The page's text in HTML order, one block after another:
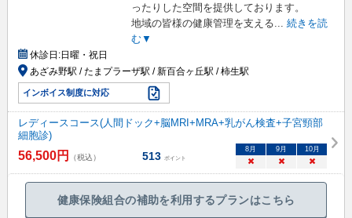
ったりした空間を提供しております。
地域の皆様の健康管理を支える
続きを読
む▼
休診日:日曜・祝日
あざみ野駅 / たまプラーザ駅 / 新百合ヶ丘駅 / 柿生駅
インボイス制度に対応
レディースコース(人間ドック+脳MRI+MRA+乳がん検査+子宮頸部
細胞診)
56,500円 （税込） 513 ポイント
8 月 9 月 10月
× × ×
健康保険組合の補助を利用するプランはこちら